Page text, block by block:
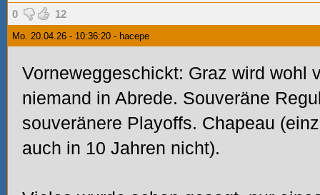
0 12
Mo. 20.04.26 - 10:36:20 - hacepe
Vorneweggeschickt: Graz wird wohl
niemand in Abrede. Souveräne
souveränere Playoffs. Chapeau
auch in 10 Jahren nicht).